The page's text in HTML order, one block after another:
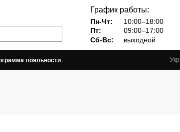
График работы:
Пн-Чт:
10:00–18:00
Пт:
09:00–17:00
Сб-Вс:
выходной
лояльности
График работы и отправки заказов
Укр